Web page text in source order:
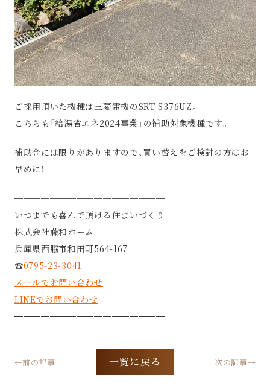
ご採用頂いた機種は三菱電機のSRT-S376UZ。
こちらも「給湯省エネ2024事業」の補助対象機種です。
補助金には限りがありますので、買い替えをご検討の方はお
早めに！
━━━━━━━━━━━━━━━━━
いつまでも喜んで頂ける住まいづくり
株式会社藤和ホーム
兵庫県西脇市和田町564-167
☎︎0795-23-3041
メールでお問い合わせ
LINEでお問い合わせ
━━━━━━━━━━━━━━━━━
一覧に戻る
←前の記事 次の記事→